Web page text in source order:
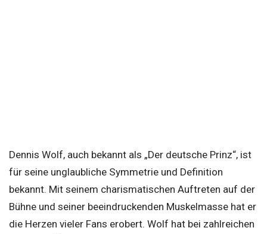
Dennis Wolf, auch bekannt als „Der deutsche Prinz“, ist
für seine unglaubliche Symmetrie und Definition
bekannt. Mit seinem charismatischen Auftreten auf der
Bühne und seiner beeindruckenden Muskelmasse hat er
die Herzen vieler Fans erobert. Wolf hat bei zahlreichen